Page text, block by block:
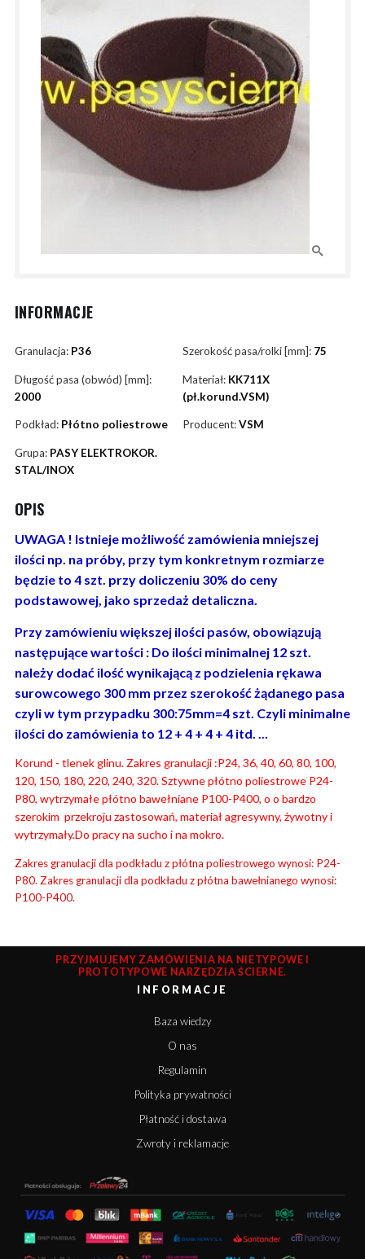
INFORMACJE
Granulacja: P36 Szerokość pasa/rolki [mm]: 75
Długość pasa (obwód) [mm]:
2000
Materiał: KK711X
(pł.korund.VSM)
Podkład: Płótno poliestrowe Producent:VSM
Grupa: PASY ELEKTROKOR.
STAL/INOX
OPIS
UWAGA ! Istnieje możliwość zamówienia mniejszej
ilości np. na próby, przy tym konkretnym rozmiarze
będzie to 4 szt. przy doliczeniu 30% do ceny
podstawowej, jako sprzedaż detaliczna.
Przy zamówieniu większej ilości pasów, obowiązują
następujące wartości : Do ilości minimalnej 12 szt.
należy dodać ilość wynikającą z podzielenia rękawa
surowcowego 300 mm przez szerokość żądanego pasa
czyli w tym przypadku 300:75mm=4 szt. Czyli minimalne
ilości do zamówienia to 12 + 4 + 4 + 4 itd. ...
Korund - tlenek glinu. Zakres granulacji :P24, 36, 40, 60, 80, 100,
120, 150, 180, 220, 240, 320. Sztywne płótno poliestrowe P24-
P80, wytrzymałe płótno bawełniane P100-P400, o o bardzo
szerokim przekroju zastosowań, materiał agresywny, żywotny i
wytrzymały.Do pracy na sucho i na mokro.
Zakres granulacji dla podkładu z płótna poliestrowego wynosi: P24-
P80. Zakres granulacji dla podkładu z płótna bawełnianego wynosi:
P100-P400.
PRZYJMUJEMY ZAMÓWIENIA NA NIETYPOWE I
PROTOTYPOWE NARZĘDZIA ŚCIERNE.
INFORMACJE
Baza wiedzy
O nas
Regulamin
Polityka prywatności
Płatność i dostawa
Zwroty i reklamacje